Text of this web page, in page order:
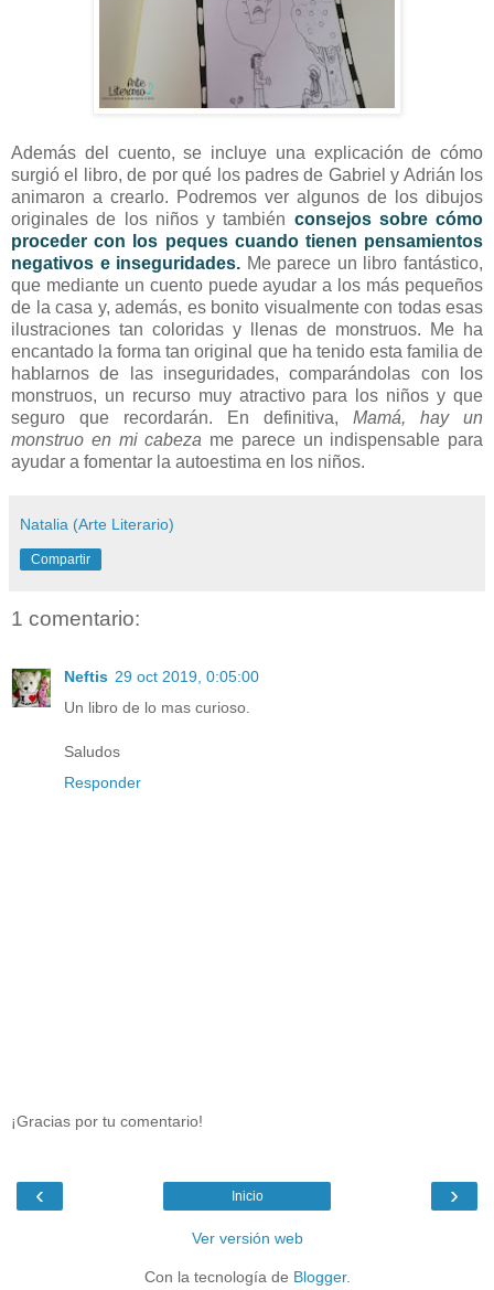
Además del cuento, se incluye una explicación de cómo
surgió el libro, de por qué los padres de Gabriel y Adrián los
animaron a crearlo. Podremos ver algunos de los dibujos
originales de los niños y también consejos sobre cómo
proceder con los peques cuando tienen pensamientos
negativos e inseguridades. Me parece un libro fantástico,
que mediante un cuento puede ayudar a los más pequeños
de la casa y, además, es bonito visualmente con todas esas
ilustraciones tan coloridas y llenas de monstruos. Me ha
encantado la forma tan original que ha tenido esta familia de
hablarnos de las inseguridades, comparándolas con los
monstruos, un recurso muy atractivo para los niños y que
seguro que recordarán. En definitiva, Mamá, hay un
monstruo en mi cabeza me parece un indispensable para
ayudar a fomentar la autoestima en los niños.
Natalia (Arte Literario)
Compartir
1 comentario:
Neftis 29 oct 2019, 0:05:00
Un libro de lo mas curioso.
Saludos
Responder
¡Gracias por tu comentario!
‹ ›
Inicio
Ver versión web
Con la tecnología de Blogger.